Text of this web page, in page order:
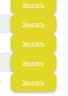
Заказать